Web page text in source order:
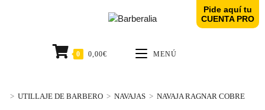
0 0,00€ MENÚ
> UTILLAJE DE BARBERO > NAVAJAS > NAVAJA RAGNAR COBRE
Pide aquí tu
CUENTA PRO